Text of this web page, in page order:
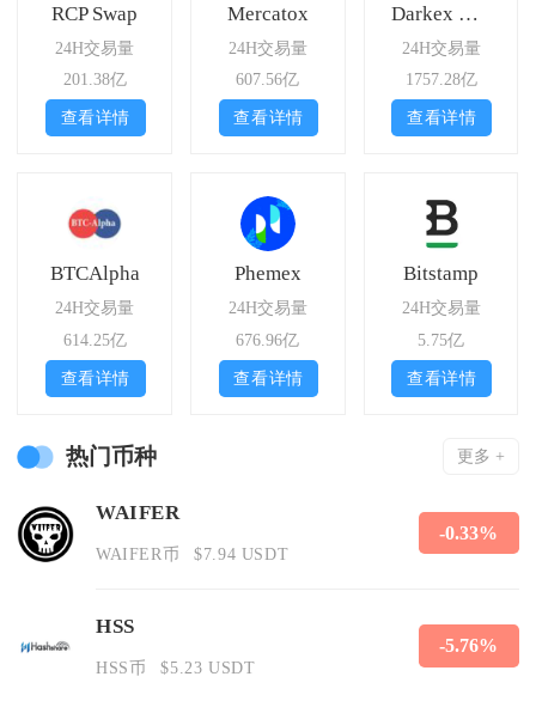
RCP Swap
24H交易量
201.38亿
查看详情
Mercatox
24H交易量
607.56亿
查看详情
Darkex Exchange
24H交易量
1757.28亿
查看详情
BTCAlpha
24H交易量
614.25亿
查看详情
Phemex
24H交易量
676.96亿
查看详情
Bitstamp
24H交易量
5.75亿
查看详情
热门币种 更多 +
WAIFER
WAIFER币 $7.94 USDT
-0.33%
HSS
HSS币 $5.23 USDT
-5.76%